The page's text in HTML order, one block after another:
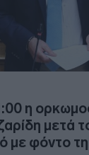
η
μετά
με φόντο τη